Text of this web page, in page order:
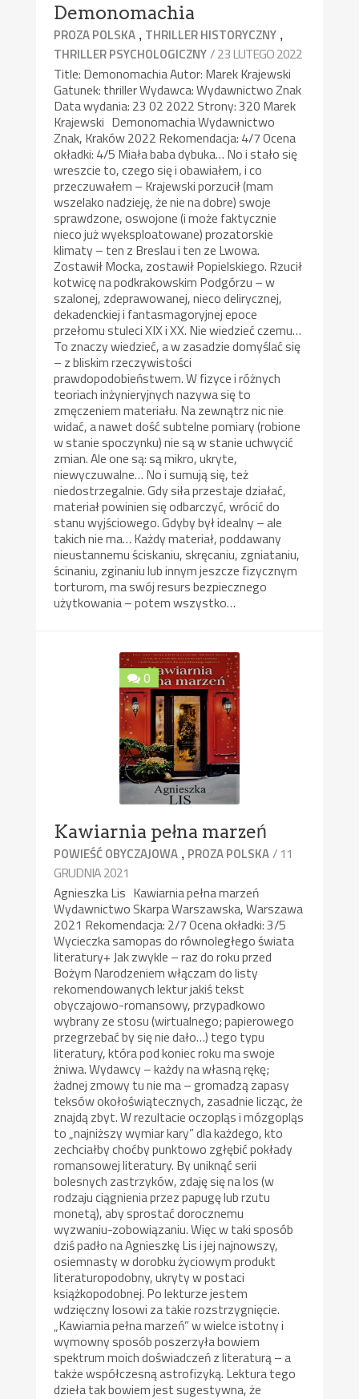
Demonomachia
PROZA POLSKA , THRILLER HISTORYCZNY ,
THRILLER PSYCHOLOGICZNY/ 23 LUTEGO 2022
Title: Demonomachia Autor: Marek Krajewski
Gatunek: thriller Wydawca: Wydawnictwo Znak
Data wydania: 23 02 2022 Strony: 320 Marek
Krajewski Demonomachia Wydawnictwo
Znak, Kraków 2022 Rekomendacja: 4/7 Ocena
okładki: 4/5 Miała baba dybuka… No i stało się
wreszcie to, czego się i obawiałem, i co
przeczuwałem – Krajewski porzucił (mam
wszelako nadzieję, że nie na dobre) swoje
sprawdzone, oswojone (i może faktycznie
nieco już wyeksploatowane) prozatorskie
klimaty – ten z Breslau i ten ze Lwowa.
Zostawił Mocka, zostawił Popielskiego. Rzucił
kotwicę na podkrakowskim Podgórzu – w
szalonej, zdeprawowanej, nieco delirycznej,
dekadenckiej i fantasmagoryjnej epoce
przełomu stuleci XIX i XX. Nie wiedzieć czemu…
To znaczy wiedzieć, a w zasadzie domyślać się
– z bliskim rzeczywistości
prawdopodobieństwem. W fizyce i różnych
teoriach inżynieryjnych nazywa się to
zmęczeniem materiału. Na zewnątrz nic nie
widać, a nawet dość subtelne pomiary (robione
w stanie spoczynku) nie są w stanie uchwycić
zmian. Ale one są: są mikro, ukryte,
niewyczuwalne… No i sumują się, też
niedostrzegalnie. Gdy siła przestaje działać,
materiał powinien się odbarczyć, wrócić do
stanu wyjściowego. Gdyby był idealny – ale
takich nie ma… Każdy materiał, poddawany
nieustannemu ściskaniu, skręcaniu, zgniataniu,
ścinaniu, zginaniu lub innym jeszcze fizycznym
torturom, ma swój resurs bezpiecznego
użytkowania – potem wszystko…
0
Kawiarnia pełna marzeń
POWIEŚĆ OBYCZAJOWA , PROZA POLSKA/ 11
GRUDNIA 2021
Agnieszka Lis Kawiarnia pełna marzeń
Wydawnictwo Skarpa Warszawska, Warszawa
2021 Rekomendacja: 2/7 Ocena okładki: 3/5
Wycieczka samopas do równoległego świata
literatury+ Jak zwykle – raz do roku przed
Bożym Narodzeniem włączam do listy
rekomendowanych lektur jakiś tekst
obyczajowo-romansowy, przypadkowo
wybrany ze stosu (wirtualnego; papierowego
przegrzebać by się nie dało…) tego typu
literatury, która pod koniec roku ma swoje
żniwa. Wydawcy – każdy na własną rękę;
żadnej zmowy tu nie ma – gromadzą zapasy
teksów okołoświątecznych, zasadnie licząc, że
znajdą zbyt. W rezultacie oczopląs i mózgopląs
to „najniższy wymiar kary” dla każdego, kto
zechciałby choćby punktowo zgłębić pokłady
romansowej literatury. By uniknąć serii
bolesnych zastrzyków, zdaję się na los (w
rodzaju ciągnienia przez papugę lub rzutu
monetą), aby sprostać dorocznemu
wyzwaniu-zobowiązaniu. Więc w taki sposób
dziś padło na Agnieszkę Lis i jej najnowszy,
osiemnasty w dorobku życiowym produkt
literaturopodobny, ukryty w postaci
książkopodobnej. Po lekturze jestem
wdzięczny losowi za takie rozstrzygnięcie.
„Kawiarnia pełna marzeń” w wielce istotny i
wymowny sposób poszerzyła bowiem
spektrum moich doświadczeń z literaturą – a
także współczesną astrofizyką. Lektura tego
dzieła tak bowiem jest sugestywna, że